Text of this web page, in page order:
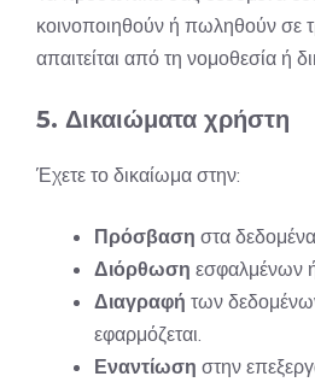
κοινοποιηθούν ή πωληθούν σε
απαιτείται από τη νομοθεσία ή
5. Δικαιώματα χρήστη
Έχετε το δικαίωμα στην:
Πρόσβαση στα
Διόρθωση εσφαλμένων
Διαγραφή των
εφαρμόζεται.
Εναντίωση στην